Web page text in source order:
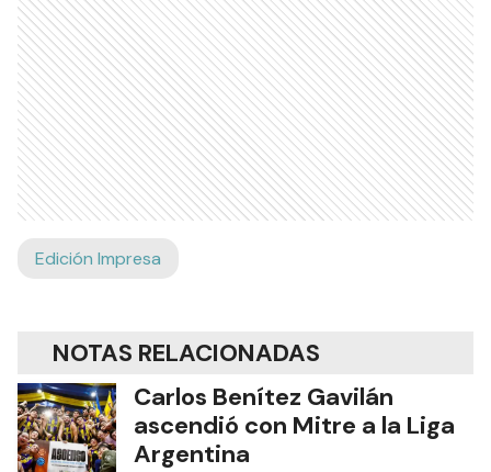
Edición Impresa
NOTAS RELACIONADAS
Carlos Benítez Gavilán
ascendió con Mitre a la Liga
Argentina